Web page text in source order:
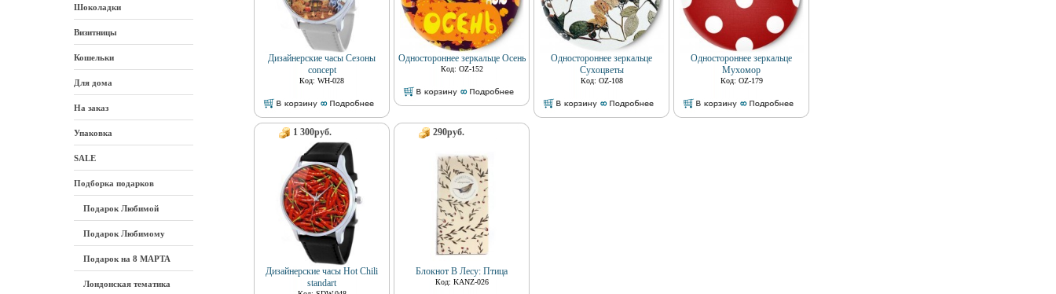
Шоколадки
Визитницы
Кошельки
Для дома
На заказ
Упаковка
SALE
Подборка подарков
Подарок Любимой
Подарок Любимому
Подарок на 8 МАРТА
Лондонская тематика
Дизайнерские часы Сезоны
concept
Код: WH-028
Одностороннее зеркальце Осень
Код: OZ-152
Одностороннее зеркальце
Сухоцветы
Код: OZ-108
Одностороннее зеркальце
Мухомор
Код: OZ-179
1 300руб.
Дизайнерские часы Hot Chili
standart
290руб.
Блокнот В Лесу: Птица
Код: KANZ-026